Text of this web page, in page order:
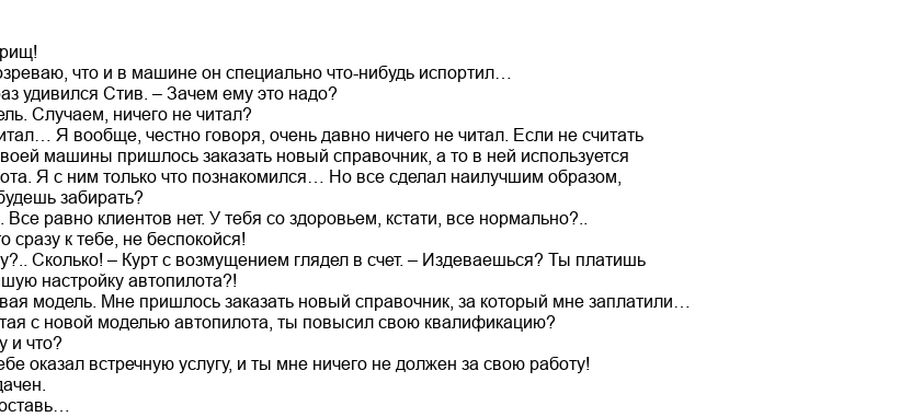
что и в машине он специально что-нибудь испортил…
удивился Стив. – Зачем ему это надо?
Случаем, ничего не читал?
Я вообще, честно говоря, очень давно ничего не читал. Если не считать
машины пришлось заказать новый справочник, а то в ней используется
Я с ним только что познакомился… Но все сделал наилучшим образом,
забирать?
равно клиентов нет. У тебя со здоровьем, кстати, все нормально?..
к тебе, не беспокойся!
Сколько! – Курт с возмущением глядел в счет. – Издеваешься? Ты платишь
настройку автопилота?!
модель. Мне пришлось заказать новый справочник, за который мне заплатили…
с новой моделью автопилота, ты повысил свою квалификацию?
и что?
оказал встречную услугу, и ты мне ничего не должен за свою работу!